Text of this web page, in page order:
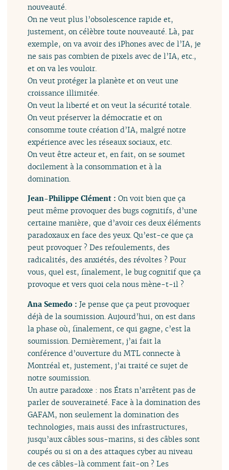
nouveauté.
On ne veut plus l’obsolescence rapide et,
justement, on célèbre toute nouveauté. Là, par
exemple, on va avoir des iPhones avec de l’IA, je
ne sais pas combien de pixels avec de l’IA, etc.,
et on va les vouloir.
On veut protéger la planète et on veut une
croissance illimitée.
On veut la liberté et on veut la sécurité totale.
On veut préserver la démocratie et on
consomme toute création d’IA, malgré notre
expérience avec les réseaux sociaux, etc.
On veut être acteur et, en fait, on se soumet
docilement à la consommation et à la
domination.
Jean-Philippe Clément :On voit bien que ça
peut même provoquer des bugs cognitifs, d’une
certaine manière, que d’avoir ces deux éléments
paradoxaux en face des yeux. Qu’est-ce que ça
peut provoquer ? Des refoulements, des
radicalités, des anxiétés, des révoltes ? Pour
vous, quel est, finalement, le bug cognitif que ça
provoque et vers quoi cela nous mène-t-il ?
Ana Semedo :Je pense que ça peut provoquer
déjà de la soumission. Aujourd’hui, on est dans
la phase où, finalement, ce qui gagne, c’est la
soumission. Dernièrement, j’ai fait la
conférence d’ouverture du MTL connecte à
Montréal et, justement, j’ai traité ce sujet de
notre soumission.
Un autre paradoxe : nos États n’arrêtent pas de
parler de souveraineté. Face à la domination des
GAFAM, non seulement la domination des
technologies, mais aussi des infrastructures,
jusqu’aux câbles sous-marins, si des câbles sont
coupés ou si on a des attaques cyber au niveau
de ces câbles-là comment fait-on ? Les